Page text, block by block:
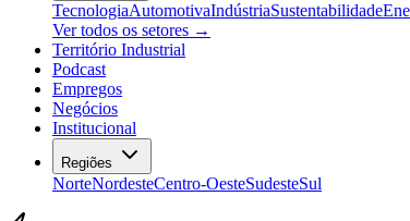
TecnologiaAutomotivaIndústriaSustentabilidade
Ver todos os setores →
Território Industrial
Podcast
Empregos
Negócios
Institucional
Regiões
NorteNordesteCentro-OesteSudesteSul